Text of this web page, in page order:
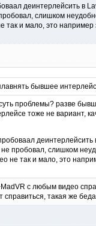
деинтерлейсить в
слишком
и мало, это
бывшее
проблемы? разве
тоже не вариант,
деинтерлейсить
не пробовал, слишком
не так и мало, это
с любым видео
справиться, такая же